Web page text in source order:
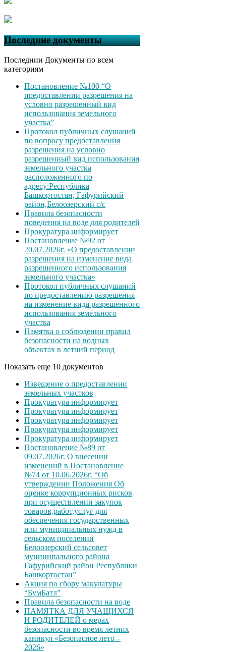
Последние документы
Последнии Документы по всем
категориям
Постановление №100 “О
предоставлении разрешения на
условно разрешенный вид
использования земельного
участка”
Протокол публичных слушаний
по вопросу предоставления
разрешения на условно
разрешенный вид использования
земельного участка
расположенного по
адресу:Республика
Башкортостан, Гафурийский
район,Белоозерский с/с
Правила безопасности
поведения на воде для родителей
Прокуратура информирует
Постановление №92 от
20.07.2026г. «О предоставлении
разрешения на изменение вида
разрешенного использования
земельного участка»
Протокол публичных слушаний
по предоставлению разрешения
на изменение вида разрешенного
использования земельного
участка
Памятка о соблюдении правил
безопасности на водных
объектах в летний период
Показать еще 10 документов
Извещение о предоставлении
земельных участков
Прокуратура информирует
Прокуратура информирует
Прокуратура информирует
Прокуратура информирует
Прокуратура информирует
Постановление №89 от
09.07.2026г. О внесении
изменений в Постановление
№74 от 10.06.2026г. “Об
утверждении Положения Об
оценке коррупционных рисков
при осуществлении закупок
товаров,работ,услуг для
обеспечения государственных
или муниципальных нужд в
сельском поселении
Белоозерский сельсовет
муниципального района
Гафурийский район Республики
Башкортостан”
Акция по сбору макулатуры
“БумБатл”
Правила безопасности на воде
ПАМЯТКА ДЛЯ УЧАЩИХСЯ
И РОДИТЕЛЕЙ о мерах
безопасности во время летних
каникул «Безопасное лето –
2026»